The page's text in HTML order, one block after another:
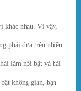
khác nhau. Vì vậy,
phải dựa trên nhiều
làm nổi bật và hài
không gian, bạn